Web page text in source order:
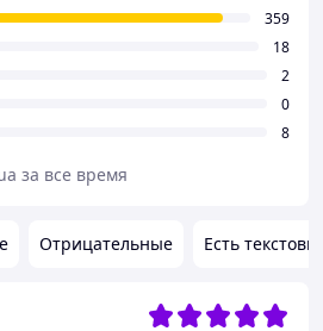
Отрицательные Есть
359
18
2
0
8
за все время